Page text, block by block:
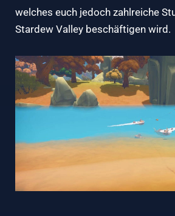
welches euch jedoch zahlreiche
Stardew Valley beschäftigen wird.